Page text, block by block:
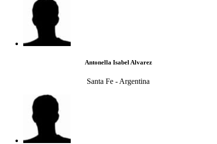
Antonella Isabel Alvarez
Santa Fe - Argentina